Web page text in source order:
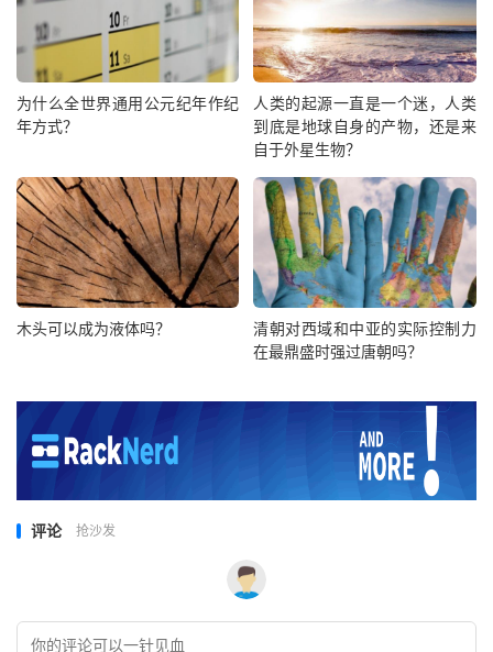
为什么全世界通用公元纪年作纪
年方式？
人类的起源一直是一个迷，人类
到底是地球自身的产物，还是来
自于外星生物？
木头可以成为液体吗？
清朝对西域和中亚的实际控制力
在最鼎盛时强过唐朝吗？
评论 抢沙发